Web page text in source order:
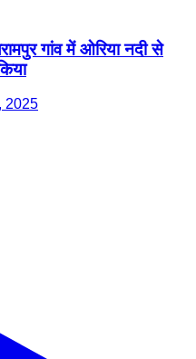
गांव में ओरिया नदी से
2025